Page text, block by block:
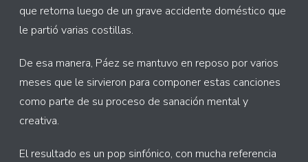
que retorna luego de un grave accidente doméstico que
le partió varias costillas.
De esa manera, Páez se mantuvo en reposo por varios
meses que le sirvieron para componer estas canciones
como parte de su proceso de sanación mental y
creativa.
El resultado es un pop sinfónico, con mucha referencia